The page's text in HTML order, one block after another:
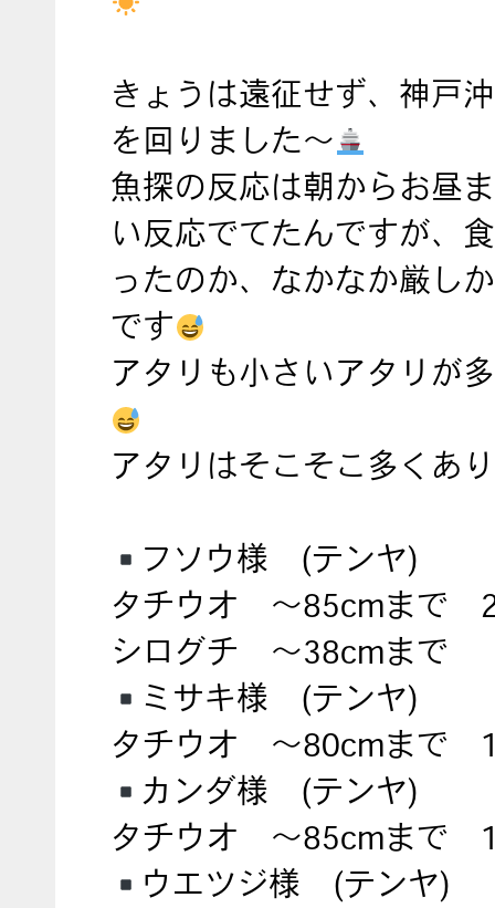
きょうは遠征せず、神戸
を回りました～
魚探の反応は朝からお昼
い反応でてたんですが、
ったのか、なかなか厳し
です
アタリも小さいアタリが
アタリはそこそこ多くあ
フソウ様 (テンヤ)
タチウオ ～85cmまで
シログチ ～38cmまで
ミサキ様 (テンヤ)
タチウオ ～80cmまで
カンダ様 (テンヤ)
タチウオ ～85cmまで
ウエツジ様 (テンヤ)